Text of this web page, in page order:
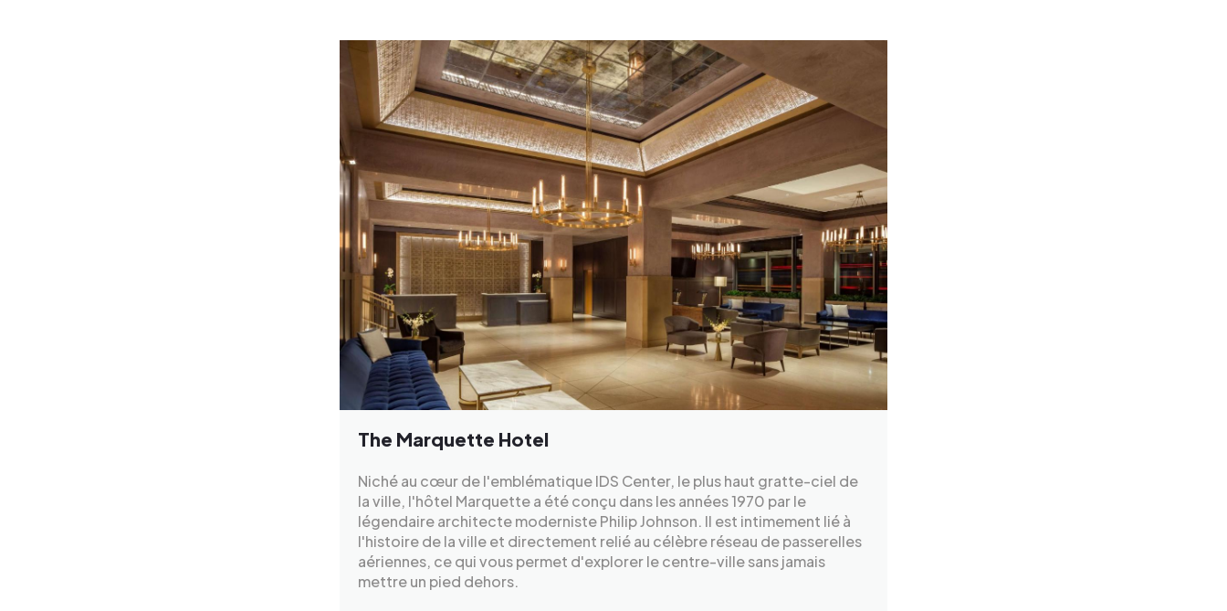
The Marquette Hotel
Niché au cœur de l'emblématique IDS Center, le plus haut gratte-ciel de
la ville, l'hôtel Marquette a été conçu dans les années 1970 par le
légendaire architecte moderniste Philip Johnson. Il est intimement lié à
l'histoire de la ville et directement relié au célèbre réseau de passerelles
aériennes, ce qui vous permet d'explorer le centre-ville sans jamais
mettre un pied dehors.